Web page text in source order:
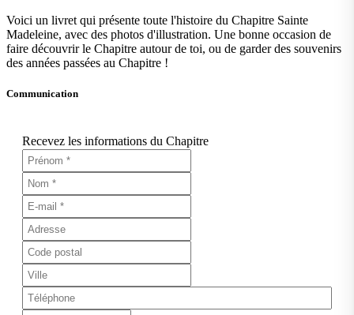
Voici un livret qui présente toute l'histoire du Chapitre Sainte
Madeleine, avec des photos d'illustration. Une bonne occasion de
faire découvrir le Chapitre autour de toi, ou de garder des souvenirs
des années passées au Chapitre !
Communication
Recevez les informations du Chapitre